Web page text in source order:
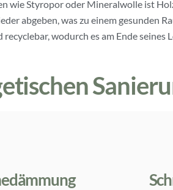
wie Styropor oder Mineralwolle ist
abgeben, was zu einem gesunden
wodurch es am Ende seines